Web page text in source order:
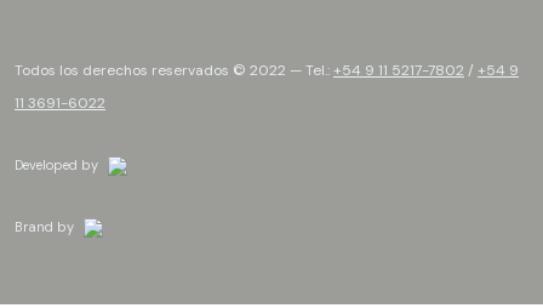
Todos los derechos reservados © 2022 — Tel.:+54 9 11 5217-7802 / +54 9
11 3691-6022
Developed by
Brand by